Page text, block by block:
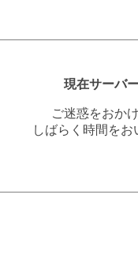
現在サーバ
ご迷惑をおか
しばらく時間を